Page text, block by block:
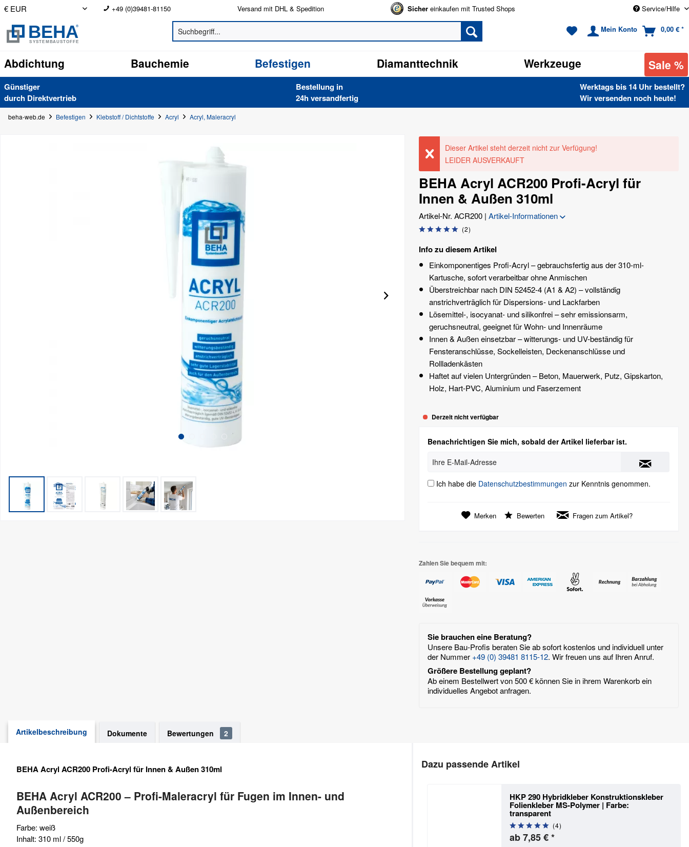
+49 (0)39481-81150 Versand mit DHL & Spedition Sicher einkaufen mit Trusted Shops Service/Hilfe
Mein Konto 0,00 € *
Abdichtung Bauchemie Befestigen Diamanttechnik Werkzeuge Sale %
Günstiger
durch Direkt­vertrieb
Bestellung in
24h versand­fertig.
Werktags bis 14 Uhr bestellt?
Wir versenden noch heute!
beha-web.de Befestigen Klebstoff / Dichtstoffe Acryl Acryl, Maleracryl
Dieser Artikel steht derzeit nicht zur Verfügung!
LEIDER AUSVERKAUFT
BEHA Acryl ACR200 Profi-Acryl für
Innen & Außen 310ml
Artikel-Nr. ACR200 |Artikel-Informationen
(2)
Info zu diesem Artikel
Einkomponentiges Profi-Acryl – gebrauchsfertig aus der 310-ml-
Kartusche, sofort verarbeitbar ohne Anmischen
Überstreichbar nach DIN 52452-4 (A1 & A2) – vollständig
anstrichverträglich für Dispersions- und Lackfarben
Lösemittel-, isocyanat- und silikonfrei – sehr emissionsarm,
geruchsneutral, geeignet für Wohn- und Innenräume
Innen & Außen einsetzbar – witterungs- und UV-beständig für
Fensteranschlüsse, Sockelleisten, Deckenanschlüsse und
Rollladenkästen
Haftet auf vielen Untergründen – Beton, Mauerwerk, Putz, Gipskarton,
Holz, Hart-PVC, Aluminium und Faserzement
Derzeit nicht verfügbar
Benachrichtigen Sie mich, sobald der Artikel lieferbar ist.
Ich habe die Datenschutzbestimmungen zur Kenntnis genommen.
Merken Bewerten Fragen zum Artikel?
Zahlen Sie bequem mit:
Sie brauchen eine Beratung?
Unsere Bau-Profis beraten Sie ab sofort kostenlos und individuell unter
der Nummer +49 (0) 39481 8115-12. Wir freuen uns auf Ihren Anruf.
Größere Bestellung geplant?
Ab einem Bestellwert von 500 € können Sie in ihrem Warenkorb ein
individuelles Angebot anfragen.
Artikelbeschreibung Dokumente Bewertungen 2
BEHA Acryl ACR200 Profi-Acryl für Innen & Außen 310ml
BEHA Acryl ACR200 – Profi-Maleracryl für Fugen im Innen- und
Außenbereich
Farbe: weiß
Inhalt: 310 ml / 550g
Dazu passende Artikel
HKP 290 Hybridkleber Konstruktionskleber
Folienkleber MS-Polymer | Farbe:
transparent
(4)
ab 7,85 € *